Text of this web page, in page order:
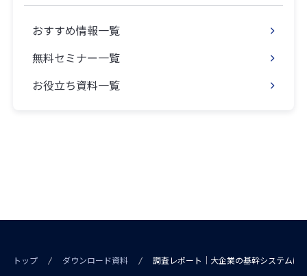
おすすめ情報一覧
無料セミナー一覧
お役立ち資料一覧
トップ ダウンロード資料 調査レポート｜大企業の基幹システムに